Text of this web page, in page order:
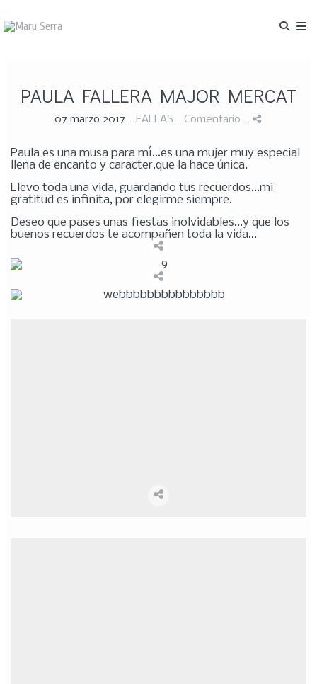
PAULA FALLERA MAJOR MERCAT
07 marzo 2017 - FALLAS - Comentario -
Paula es una musa para mí...es una mujer muy especial
llena de encanto y caracter,que la hace única.
Llevo toda una vida, guardando tus recuerdos...mi
gratitud es infinita, por elegirme siempre.
Deseo que pases unas fiestas inolvidables...y que los
buenos recuerdos te acompañen toda la vida...